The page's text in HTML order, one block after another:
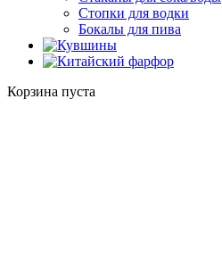
Стопки для водки
Бокалы для пива
Корзина пуста